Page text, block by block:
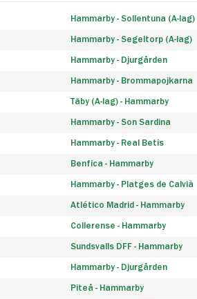
Hammarby - Sollentuna (A-lag)
Hammarby - Segeltorp (A-lag)
Hammarby - Djurgården
Hammarby - Brommapojkarna
Täby (A-lag) - Hammarby
Hammarby - Son Sardina
Hammarby - Real Betis
Benfica - Hammarby
Hammarby - Platges de Calvià
Atlético Madrid - Hammarby
Collerense - Hammarby
Sundsvalls DFF - Hammarby
Hammarby - Djurgården
Piteå - Hammarby